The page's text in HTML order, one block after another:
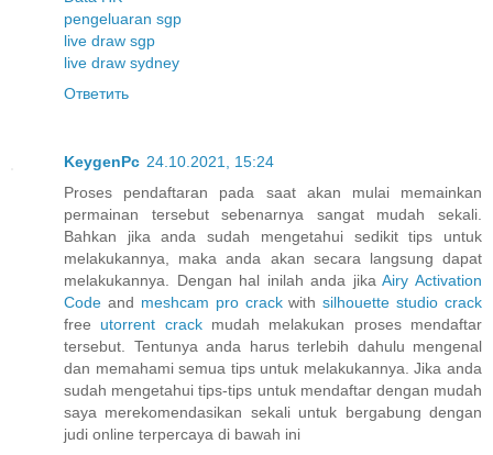
pengeluaran sgp
live draw sgp
live draw sydney
Ответить
KeygenPc 24.10.2021, 15:24
Proses pendaftaran pada saat akan mulai memainkan
permainan tersebut sebenarnya sangat mudah sekali.
Bahkan jika anda sudah mengetahui sedikit tips untuk
melakukannya, maka anda akan secara langsung dapat
melakukannya. Dengan hal inilah anda jikaAiry Activation
Code and meshcam pro crackwithsilhouette studio crack
free utorrent crackmudah melakukan proses mendaftar
tersebut. Tentunya anda harus terlebih dahulu mengenal
dan memahami semua tips untuk melakukannya. Jika anda
sudah mengetahui tips-tips untuk mendaftar dengan mudah
saya merekomendasikan sekali untuk bergabung dengan
judi online terpercaya di bawah ini